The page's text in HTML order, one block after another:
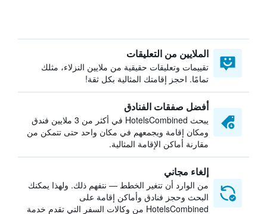
الملايين من التعليقات
تقييمات وتعليقات حقيقية من ملايين النزلاء، مثلك
تمامًا. احجز إقامتك المثالية بكل ثقة!
أفضل صفقات الفنادق
يبحث HotelsCombined في أكثر من 3 ملايين فندق
ومكان إقامة ويجمعهم في مكان واحد حتى تتمكن من
مقارنة أماكن الإقامة المثالية.
إلغاء مجاني
من الوارد أن تتغير الخطط — نتفهم ذلك. ولهذا يمكنك
البحث وحجز فنادق وأماكن إقامة على
HotelsCombined من وكالات السفر التي تقدم خدمة